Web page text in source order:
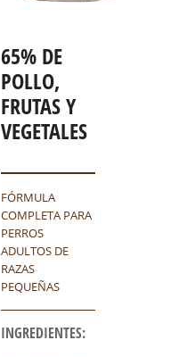
65% DE
POLLO,
FRUTAS Y
VEGETALES
FÓRMULA
COMPLETA PARA
PERROS
ADULTOS DE
RAZAS
PEQUEÑAS
INGREDIENTES: